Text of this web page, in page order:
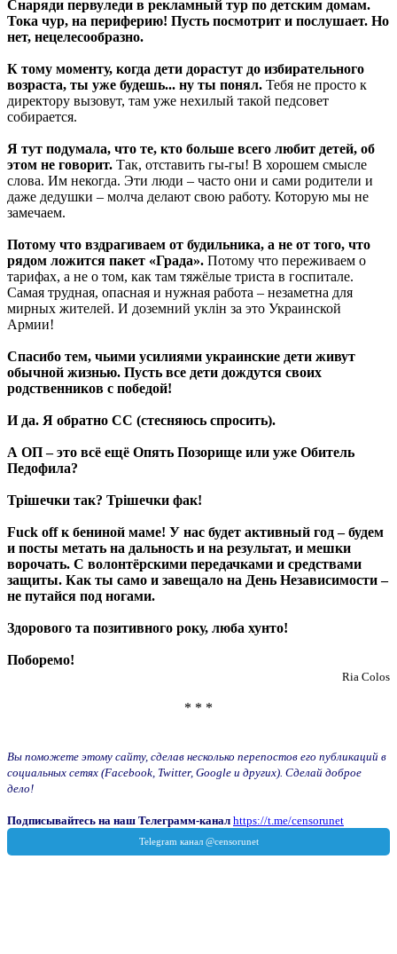
Снаряди первуледи в рекламный тур по детским домам.
Тока чур, на периферию! Пусть посмотрит и послушает. Но
нет, нецелесообразно.
К тому моменту, когда дети дорастут до избирательного
возраста, ты уже будешь... ну ты понял. Тебя не просто к
директору вызовут, там уже нехилый такой педсовет
собирается.
Я тут подумала, что те, кто больше всего любит детей, об
этом не говорит. Так, отставить гы-гы! В хорошем смысле
слова. Им некогда. Эти люди – часто они и сами родители и
даже дедушки – молча делают свою работу. Которую мы не
замечаем.
Потому что вздрагиваем от будильника, а не от того, что
рядом ложится пакет «Града». Потому что переживаем о
тарифах, а не о том, как там тяжёлые триста в госпитале.
Самая трудная, опасная и нужная работа – незаметна для
мирных жителей. И доземний уклін за это Украинской
Армии!
Спасибо тем, чьими усилиями украинские дети живут
обычной жизнью. Пусть все дети дождутся своих
родственников с победой!
И да. Я обратно СС (стесняюсь спросить).
А ОП – это всё ещё Опять Позорище или уже Обитель
Педофила?
Трішечки так? Трішечки фак!
Fuck off к бениной маме! У нас будет активный год – будем
и посты метать на дальность и на результат, и мешки
ворочать. С волонтёрскими передачками и средствами
защиты. Как ты само и завещало на День Независимости –
не путайся под ногами.
Здорового та позитивного року, люба хунто!
Поборемо!
Ria Colos
* * *
Вы поможете этому сайту, сделав несколько перепостов его публикаций в
социальных сетях (Facebook, Twitter, Google и других). Сделай доброе
дело!
Подписывайтесь на наш Телеграмм-канал https://t.me/censorunet